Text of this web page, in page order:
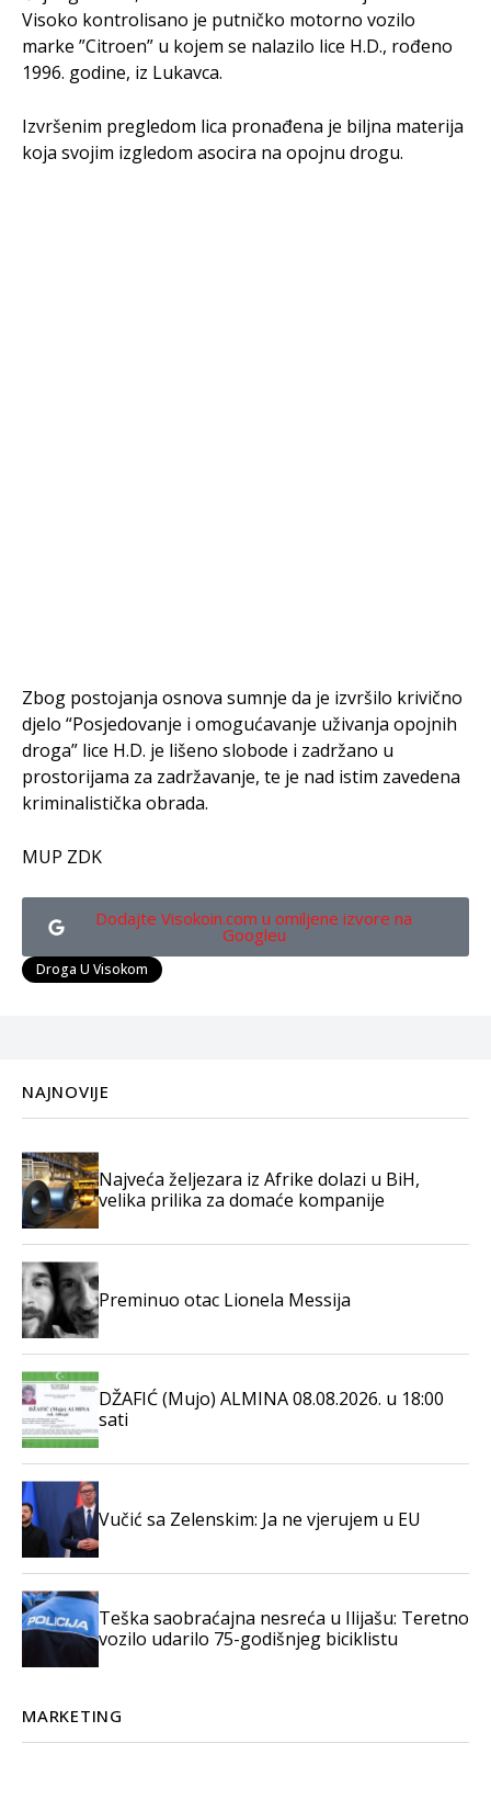
Visoko kontrolisano je putničko motorno vozilo
marke ”Citroen” u kojem se nalazilo lice H.D., rođeno
1996. godine, iz Lukavca.
Izvršenim pregledom lica pronađena je biljna materija
koja svojim izgledom asocira na opojnu drogu.
Zbog postojanja osnova sumnje da je izvršilo krivično
djelo “Posjedovanje i omogućavanje uživanja opojnih
droga” lice H.D. je lišeno slobode i zadržano u
prostorijama za zadržavanje, te je nad istim zavedena
kriminalistička obrada.
MUP ZDK
Dodajte Visokoin.com u omiljene izvore na
Googleu
Droga U Visokom
NAJNOVIJE
Najveća željezara iz Afrike dolazi u BiH,
velika prilika za domaće kompanije
Preminuo otac Lionela Messija
DŽAFIĆ (Mujo) ALMINA 08.08.2026. u 18:00
sati
Vučić sa Zelenskim: Ja ne vjerujem u EU
Teška saobraćajna nesreća u Ilijašu: Teretno
vozilo udarilo 75-godišnjeg biciklistu
MARKETING